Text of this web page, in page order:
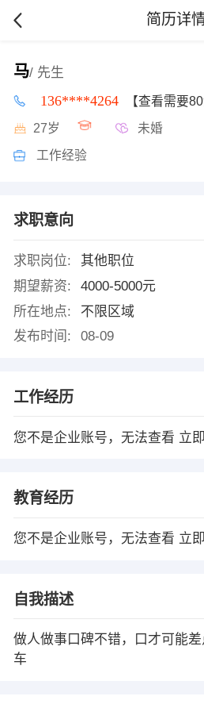
简历详
马/ 先生
136****4264 【查看需要80
27岁 未婚
工作经验
求职意向
求职岗位:
其他职位
期望薪资:
4000-5000元
所在地点:
不限区域
发布时间:
08-09
工作经历
您不是企业账号，无法查看 立
教育经历
您不是企业账号，无法查看 立
自我描述
做人做事口碑不错，口才可能
车